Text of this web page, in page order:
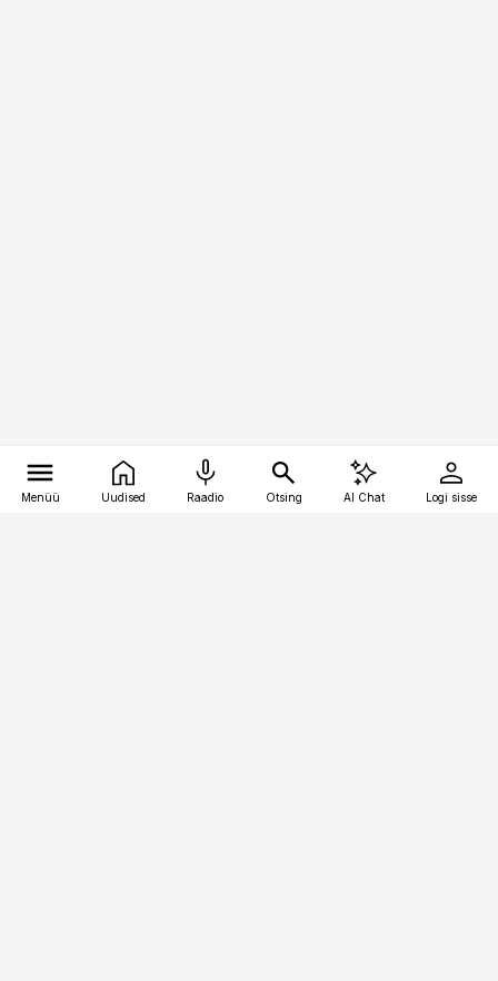
Menüü Uudised Raadio Otsing AI Chat Logi sisse